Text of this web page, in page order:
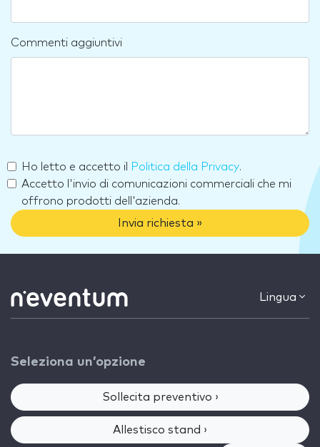
Commenti aggiuntivi
Ho letto e accetto il Politica della Privacy.
Accetto l'invio di comunicazioni commerciali che mi
offrono prodotti dell'azienda.
Invia richiesta »
Lingua
Seleziona un’opzione
Sollecita preventivo ›
Allestisco stand ›